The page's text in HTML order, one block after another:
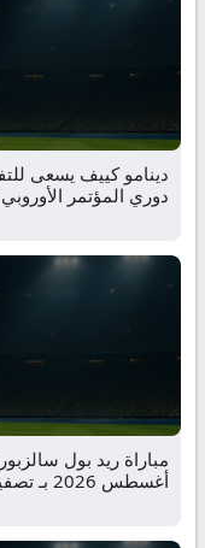
دينامو كييف يسعى
دوري المؤتمر الأوروبي
أغسطس 2026 بـ تصفيات الدوري الاوروبي – الدور 3